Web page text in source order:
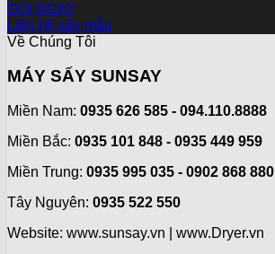
GỌI NGAY
Liên hệ sấy mẫu
Về Chúng Tôi
MÁY SẤY SUNSAY
Miền Nam: 0935 626 585 - 094.110.8888
Miền Bắc: 0935 101 848 - 0935 449 959
Miền Trung: 0935 995 035 - 0902 868 880
Tây Nguyên: 0935 522 550
Website: www.sunsay.vn | www.Dryer.vn